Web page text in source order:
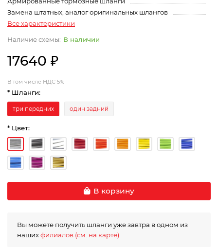
Замена штатных, аналог оригинальных шлангов
Все характеристики
В наличии
17640 ₽
В том числе НДС 5%
* Шланги:
три передних один задний
* Цвет:
В корзину
Вы можете получить шланги уже завтра в одном из
нашихфилиалов (см. на карте)